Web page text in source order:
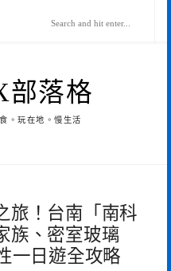
部落格
。玩在地。慢生活
旅！台南「南科
族、密室玻璃
一日遊全攻略